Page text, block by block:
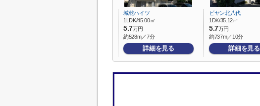
城乾ハイツ
1LDK/45.00㎡
5.7万円
約528m／7分
詳細を見る
ビヤン北八代
1DK/35.12㎡
5.7万円
約737m／10分
詳細を見る